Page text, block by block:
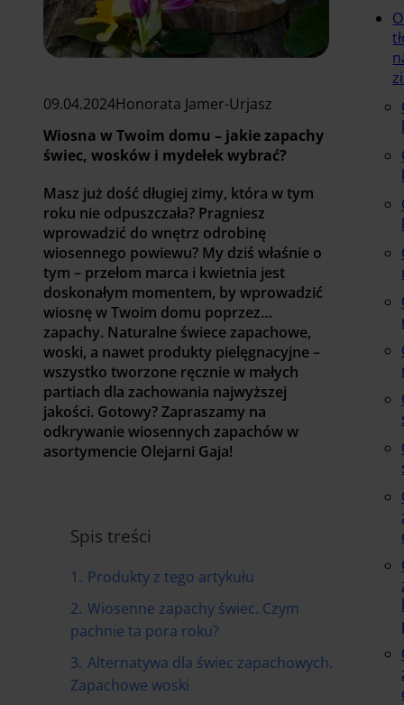
09.04.2024Honorata Jamer-Urjasz
Wiosna w Twoim domu – jakie zapachy
świec, wosków i mydełek wybrać?
Masz już dość długiej zimy, która w tym
roku nie odpuszczała? Pragniesz
wprowadzić do wnętrz odrobinę
wiosennego powiewu? My dziś właśnie o
tym – przełom marca i kwietnia jest
doskonałym momentem, by wprowadzić
wiosnę w Twoim domu poprzez…
zapachy. Naturalne świece zapachowe,
woski, a nawet produkty pielęgnacyjne –
wszystko tworzone ręcznie w małych
partiach dla zachowania najwyższej
jakości. Gotowy? Zapraszamy na
odkrywanie wiosennych zapachów w
asortymencie Olejarni Gaja!
Spis treści
1. Produkty z tego artykułu
2. Wiosenne zapachy świec. Czym
pachnie ta pora roku?
3. Alternatywa dla świec zapachowych.
Zapachowe woski